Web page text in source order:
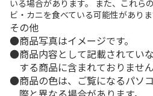
いる場合があります。 また、これら
ビ・カニを食べている可能性がありま
その他
商品写真はイメージです。
商品内容として記載されてい
する商品に含まれておりません
商品の色は、ご覧になるパソ